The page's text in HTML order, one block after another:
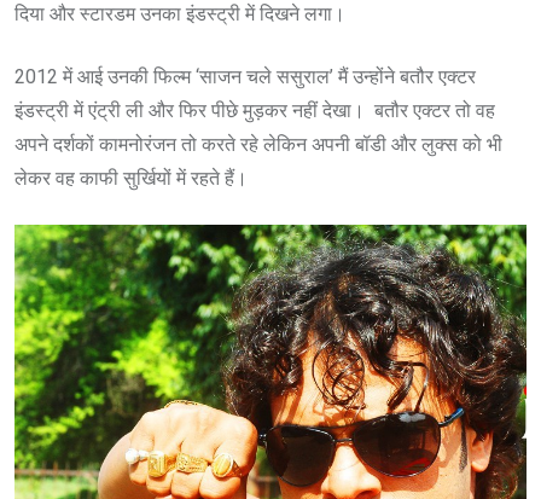
दिया और स्टारडम उनका इंडस्ट्री में दिखने लगा।
2012 में आई उनकी फिल्म ‘साजन चले ससुराल’ मैं उन्होंने बतौर एक्टर
इंडस्ट्री में एंट्री ली और फिर पीछे मुड़कर नहीं देखा। ‌ बतौर एक्टर तो वह
अपने दर्शकों कामनोरंजन तो करते रहे लेकिन अपनी बॉडी और लुक्स को भी
लेकर वह काफी सुर्खियों में रहते हैं। ‌